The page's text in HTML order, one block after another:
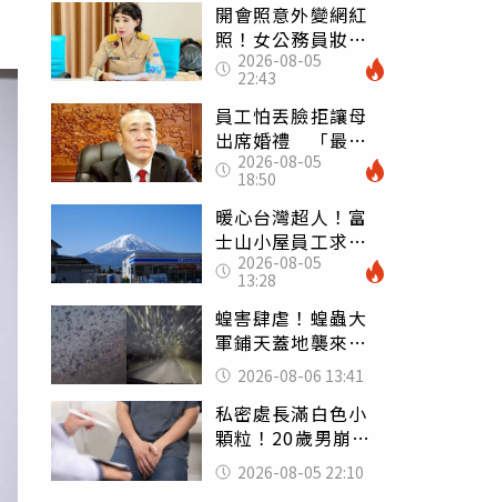
開會照意外變網紅
照！女公務員妝容
掀2千則留言 本人
怒嗆：化妝有錯嗎
2026-08-05
22:43
員工怕丟臉拒讓母
出席婚禮 「最愛
發錢老闆」震怒開
除：我看不起你
2026-08-05
18:50
暖心台灣超人！富
士山小屋員工求助
「想活下去」 山
友狂背物資上山：
台灣真的是寶島
2026-08-05
13:28
蝗害肆虐！蝗蟲大
軍鋪天蓋地襲來宛
如末日 網驚：聖
經十災
2026-08-06 13:41
私密處長滿白色小
顆粒！20歲男崩潰
求診 醫曝5大真相
別再誤會
2026-08-05 22:10